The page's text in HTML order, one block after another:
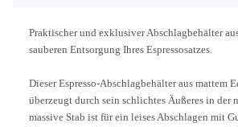
Praktischer und exklusiver Abschlagbehälter
sauberen Entsorgung Ihres Espressosatzes.
Dieser Espresso-Abschlagbehälter aus mattem
überzeugt durch sein schlichtes Äußeres in der
massive Stab ist für ein leises Abschlagen mit